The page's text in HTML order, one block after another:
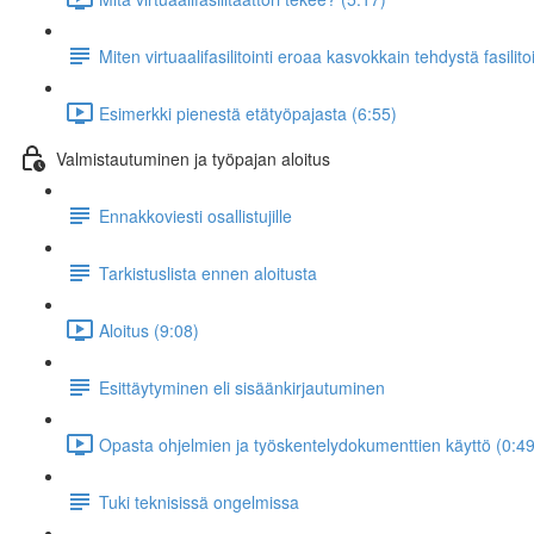
Miten virtuaalifasilitointi eroaa kasvokkain tehdystä
Esimerkki pienestä etätyöpajasta (6:55)
Valmistautuminen ja työpajan aloitus
Ennakkoviesti osallistujille
Tarkistuslista ennen aloitusta
Aloitus (9:08)
Esittäytyminen eli sisäänkirjautuminen
Opasta ohjelmien ja työskentelydokumenttien käyttö
Tuki teknisissä ongelmissa